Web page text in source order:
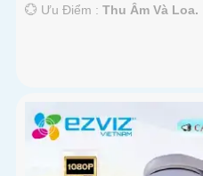
️💮 Ưu Điểm : Thu Âm Và Loa.